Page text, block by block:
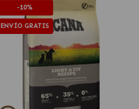
-10%
ENVÍO GRATIS